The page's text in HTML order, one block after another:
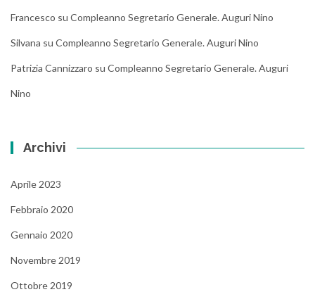
Francesco su Compleanno Segretario Generale. Auguri Nino
Silvana su Compleanno Segretario Generale. Auguri Nino
Patrizia Cannizzaro su Compleanno Segretario Generale. Auguri
Nino
Archivi
Aprile 2023
Febbraio 2020
Gennaio 2020
Novembre 2019
Ottobre 2019